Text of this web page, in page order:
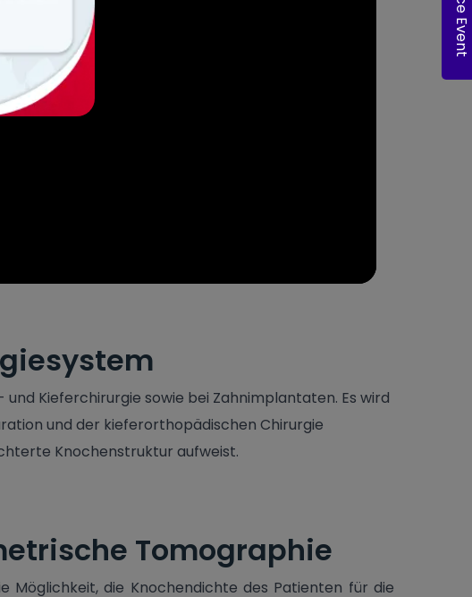
Kieferchirurgie sowie bei Zahnimplantaten. Es wird
und der kieferorthopädischen Chirurgie
Knochenstruktur aufweist.
Tomographie
Möglichkeit, die Knochendichte des Patienten für die